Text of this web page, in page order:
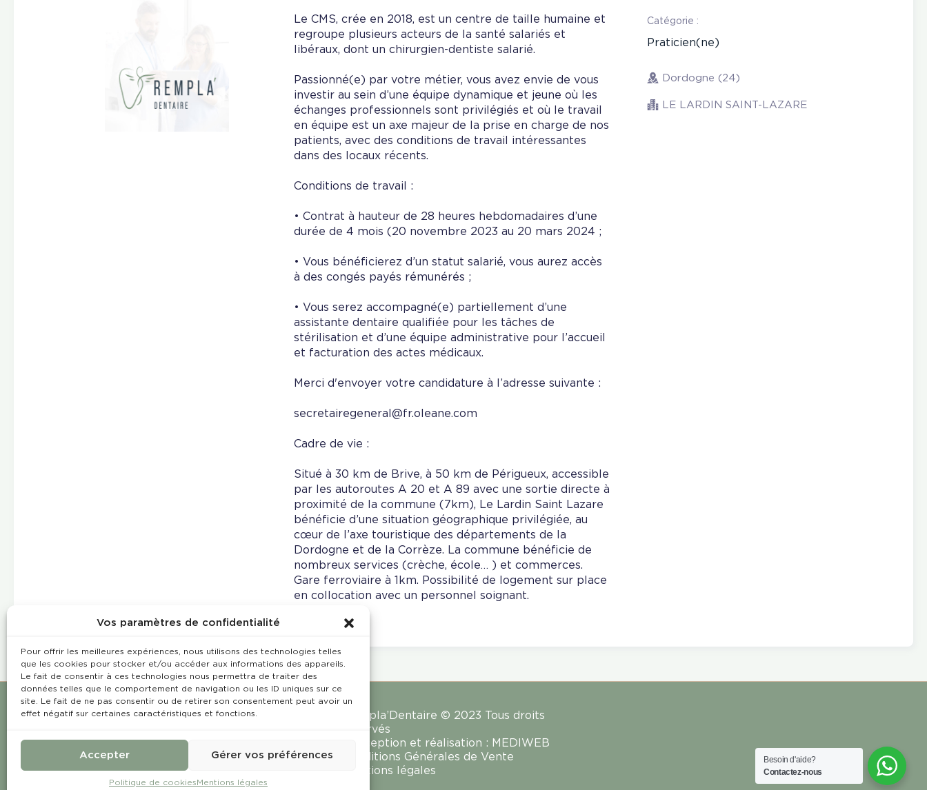
Vos paramètres de confidentialité
Pour offrir les meilleures expériences, nous utilisons des technologies telles
que les cookies pour stocker et/ou accéder aux informations des appareils.
Le fait de consentir à ces technologies nous permettra de traiter des
données telles que le comportement de navigation ou les ID uniques sur ce
site. Le fait de ne pas consentir ou de retirer son consentement peut avoir un
effet négatif sur certaines caractéristiques et fonctions.
Accepter Gérer vos préférences
Politique de cookies Mentions légales
Le CMS, crée en 2018, est un centre de taille humaine et
regroupe plusieurs acteurs de la santé salariés et
libéraux, dont un chirurgien-dentiste salarié.
Passionné(e) par votre métier, vous avez envie de vous
investir au sein d’une équipe dynamique et jeune où les
échanges professionnels sont privilégiés et où le travail
en équipe est un axe majeur de la prise en charge de nos
patients, avec des conditions de travail intéressantes
dans des locaux récents.
Conditions de travail :
• Contrat à hauteur de 28 heures hebdomadaires d’une
durée de 4 mois (20 novembre 2023 au 20 mars 2024 ;
• Vous bénéficierez d’un statut salarié, vous aurez accès
à des congés payés rémunérés ;
• Vous serez accompagné(e) partiellement d’une
assistante dentaire qualifiée pour les tâches de
stérilisation et d’une équipe administrative pour l’accueil
et facturation des actes médicaux.
Merci d'envoyer votre candidature à l’adresse suivante :
secretairegeneral@fr.oleane.com
Cadre de vie :
Situé à 30 km de Brive, à 50 km de Périgueux, accessible
par les autoroutes A 20 et A 89 avec une sortie directe à
proximité de la commune (7km), Le Lardin Saint Lazare
bénéficie d’une situation géographique privilégiée, au
cœur de l’axe touristique des départements de la
Dordogne et de la Corrèze. La commune bénéficie de
nombreux services (crèche, école… ) et commerces.
Gare ferroviaire à 1km. Possibilité de logement sur place
en collocation avec un personnel soignant.
Catégorie :
Praticien(ne)
Dordogne (24)
LE LARDIN SAINT-LAZARE
Rempla’Dentaire © 2023 Tous droits
réservés
Conception et réalisation : MEDIWEB
Conditions Générales de Vente
Mentions légales
Besoin d'aide?
Contactez-nous